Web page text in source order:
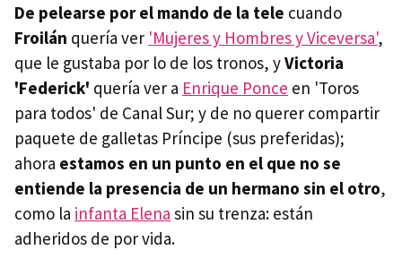
De pelearse por el mando de la tele cuando
Froilán quería ver 'Mujeres y Hombres y Viceversa',
que le gustaba por lo de los tronos, yVictoria
'Federick' quería ver a Enrique Ponce en 'Toros
para todos' de Canal Sur; y de no querer compartir
paquete de galletas Príncipe (sus preferidas);
ahora estamos en un punto en el que no se
entiende la presencia de un hermano sin el otro,
como la infanta Elena sin su trenza: están
adheridos de por vida.